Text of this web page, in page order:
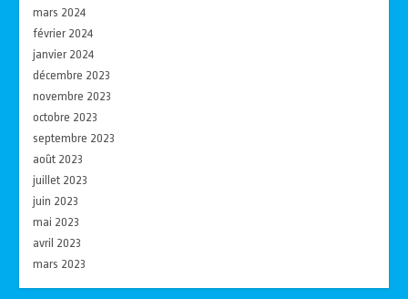
mars 2024
février 2024
janvier 2024
décembre 2023
novembre 2023
octobre 2023
septembre 2023
août 2023
juillet 2023
juin 2023
mai 2023
avril 2023
mars 2023